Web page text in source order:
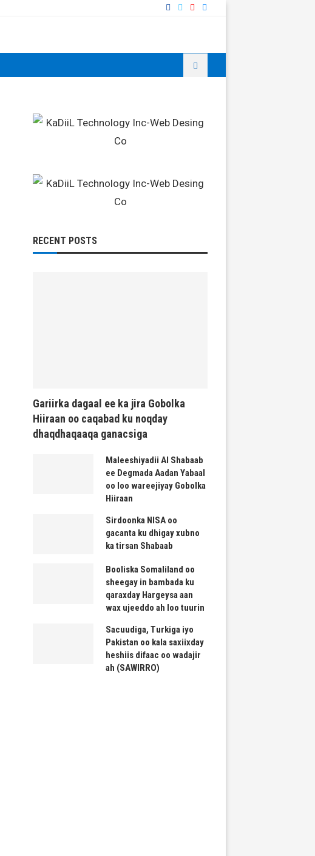
RECENT POSTS
Gariirka dagaal ee ka jira Gobolka
Hiiraan oo caqabad ku noqday
dhaqdhaqaaqa ganacsiga
Maleeshiyadii Al Shabaab
ee Degmada Aadan Yabaal
oo loo wareejiyay Gobolka
Hiiraan
Sirdoonka NISA oo
gacanta ku dhigay xubno
ka tirsan Shabaab
Booliska Somaliland oo
sheegay in bambada ku
qaraxday Hargeysa aan
wax ujeeddo ah loo tuurin
Sacuudiga, Turkiga iyo
Pakistan oo kala saxiixday
heshiis difaac oo wadajir
ah (SAWIRRO)